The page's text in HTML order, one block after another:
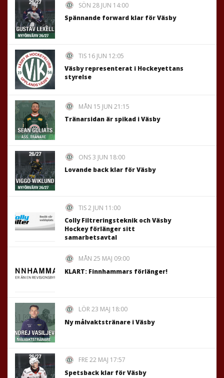
SÖN 28 JUN 14:00
Spännande forward klar för Väsby
TIS 16 JUN 12:05
Väsby representerat i Hockeyettans
styrelse
MÅN 15 JUN 21:15
Tränarsidan är spikad i Väsby
ONS 3 JUN 18:00
Lovande back klar för Väsby
TIS 2 JUN 11:00
Colly Filtreringsteknik och Väsby
Hockey förlänger sitt
samarbetsavtal
MÅN 25 MAJ 09:00
KLART: Finnhammars förlänger!
LÖR 23 MAJ 18:00
Ny målvaktstränare i Väsby
FRE 22 MAJ 17:57
Spetsback klar för Väsby